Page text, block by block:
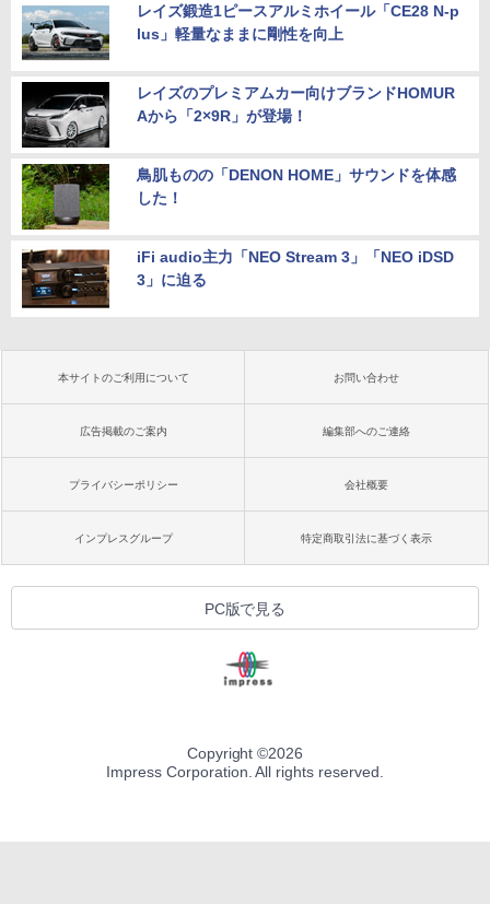
レイズ鍛造1ピースアルミホイール「CE28 N-p
lus」軽量なままに剛性を向上
レイズのプレミアムカー向けブランドHOMUR
Aから「2×9R」が登場！
鳥肌ものの「DENON HOME」サウンドを体感
した！
iFi audio主力「NEO Stream 3」「NEO iDSD
3」に迫る
本サイトのご利用について お問い合わせ
広告掲載のご案内 編集部へのご連絡
プライバシーポリシー 会社概要
インプレスグループ 特定商取引法に基づく表示
PC版で見る
Copyright ©2026
Impress Corporation. All rights reserved.